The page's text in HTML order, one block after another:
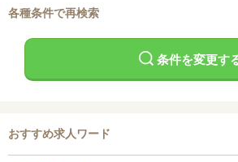
各種条件で再検索
条件を変更す
おすすめ求人ワード